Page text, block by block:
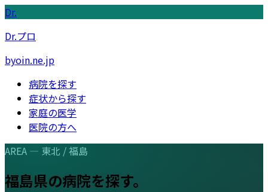
Dr.
Dr.プロ
byoin.ne.jp
病院を探す
症状から探す
家庭の医学
医院の方へ
AREA — 東北 /福島
福島県の病院を探す。